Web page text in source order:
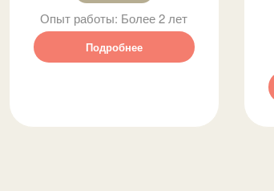
Опыт работы: Более 2 лет
Подробнее